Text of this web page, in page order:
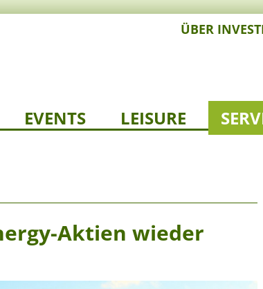
ÜBER
EVENTS LEISURE
Aktien wieder